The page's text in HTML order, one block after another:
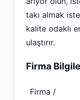
takı almak
kalite odaklı
ulaştırır.
Firma
Firma /